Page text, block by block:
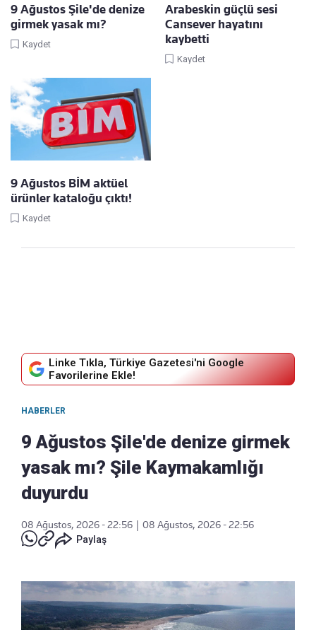
9 Ağustos Şile'de denize
girmek yasak mı?
Kaydet
Arabeskin güçlü sesi
Cansever hayatını
kaybetti
Kaydet
9 Ağustos BİM aktüel
ürünler kataloğu çıktı!
Kaydet
Linke Tıkla, Türkiye Gazetesi'ni Google
Favorilerine Ekle!
HABERLER
9 Ağustos Şile'de denize girmek
yasak mı? Şile Kaymakamlığı
duyurdu
08 Ağustos, 2026 - 22:56
08 Ağustos, 2026 - 22:56
Paylaş